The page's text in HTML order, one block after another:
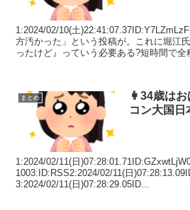
1:2024/02/10(土
方汚かった」という投稿が。これに堀江
ったけど』っていう必要ある?短時間で
まとめ
👩34歳は
コン大国日
1:2024/02/11(日
1003:ID:RSS2:2024/02/11(日
3:2024/02/11(日)07:28:29.05ID...